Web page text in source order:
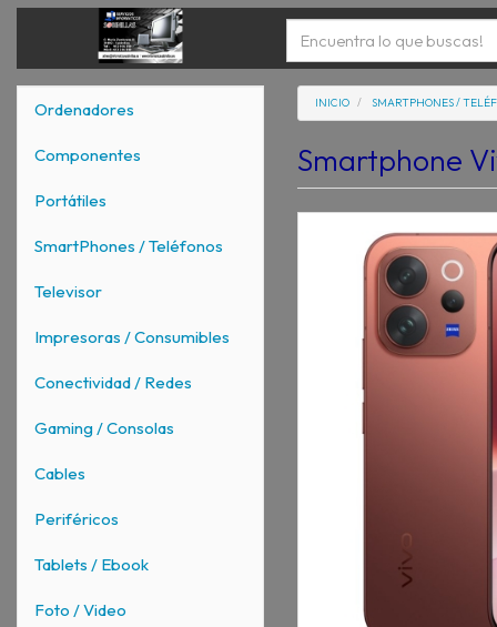
Ordenadores
Componentes
Portátiles
SmartPhones / Teléfonos
Televisor
Impresoras / Consumibles
Conectividad / Redes
Gaming / Consolas
Cables
Periféricos
Tablets / Ebook
Foto / Video
INICIO SMARTPHONES /
Smartphone